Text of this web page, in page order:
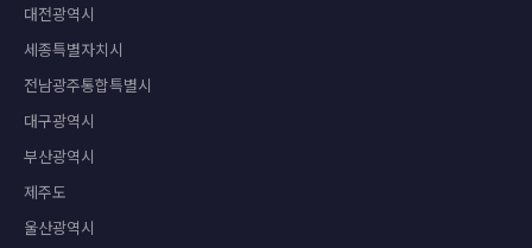
대전광역시
세종특별자치시
전남광주통합특별시
대구광역시
부산광역시
제주도
울산광역시